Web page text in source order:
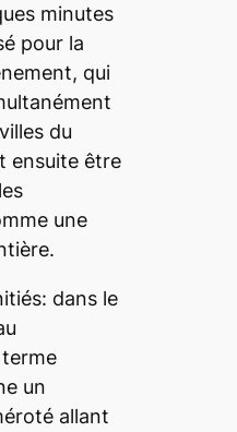
minutes
pour la
qui
du
ensuite être
une
dans le
un
allant